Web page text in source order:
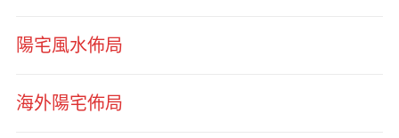
陽宅風水佈局
海外陽宅佈局